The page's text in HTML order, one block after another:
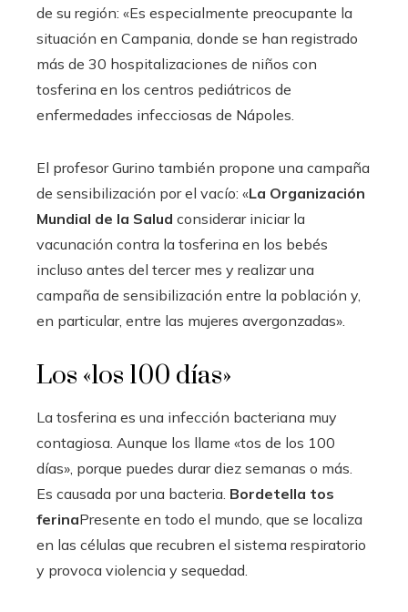
de su región: «Es especialmente preocupante la
situación en Campania, donde se han registrado
más de 30 hospitalizaciones de niños con
tosferina en los centros pediátricos de
enfermedades infecciosas de Nápoles.
El profesor Gurino también propone una campaña
de sensibilización por el vacío: «La Organización
Mundial de la Salud considerar iniciar la
vacunación contra la tosferina en los bebés
incluso antes del tercer mes y realizar una
campaña de sensibilización entre la población y,
en particular, entre las mujeres avergonzadas».
Los «los 100 días»
La tosferina es una infección bacteriana muy
contagiosa. Aunque los llame «tos de los 100
días», porque puedes durar diez semanas o más.
Es causada por una bacteria. Bordetella tos
ferinaPresente en todo el mundo, que se localiza
en las células que recubren el sistema respiratorio
y provoca violencia y sequedad.